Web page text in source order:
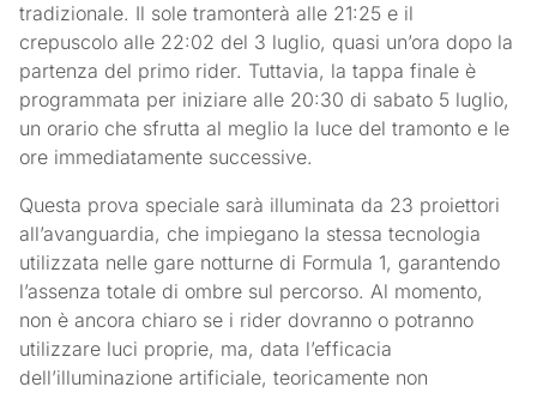
tradizionale. Il sole tramonterà alle 21:25 e il
crepuscolo alle 22:02 del 3 luglio, quasi un’ora dopo la
partenza del primo rider. Tuttavia, la tappa finale è
programmata per iniziare alle 20:30 di sabato 5 luglio,
un orario che sfrutta al meglio la luce del tramonto e le
ore immediatamente successive.
Questa prova speciale sarà illuminata da 23 proiettori
all’avanguardia, che impiegano la stessa tecnologia
utilizzata nelle gare notturne di Formula 1, garantendo
l’assenza totale di ombre sul percorso. Al momento,
non è ancora chiaro se i rider dovranno o potranno
utilizzare luci proprie, ma, data l’efficacia
dell’illuminazione artificiale, teoricamente non